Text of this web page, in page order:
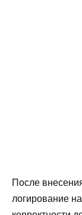
После
логирование